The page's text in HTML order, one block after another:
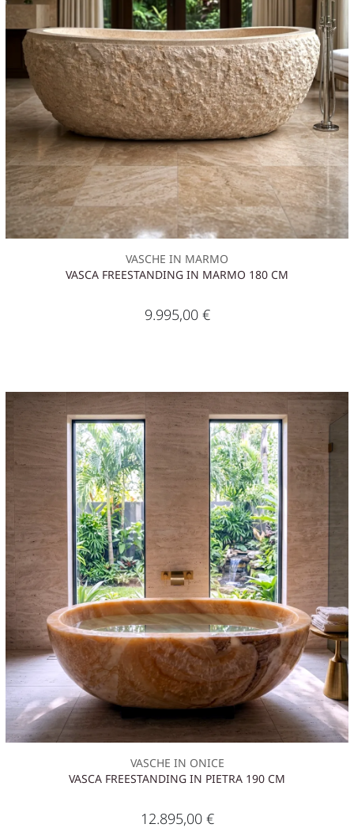
VASCHE IN MARMO
VASCA FREESTANDING IN MARMO 180 CM
9.995,00 €
VASCHE IN ONICE
VASCA FREESTANDING IN PIETRA 190 CM
12.895,00 €